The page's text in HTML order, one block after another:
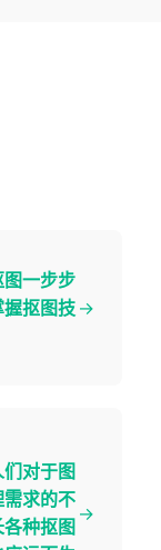
一步步
抠图技 →
们对于图
需求的不
各种抠图
→